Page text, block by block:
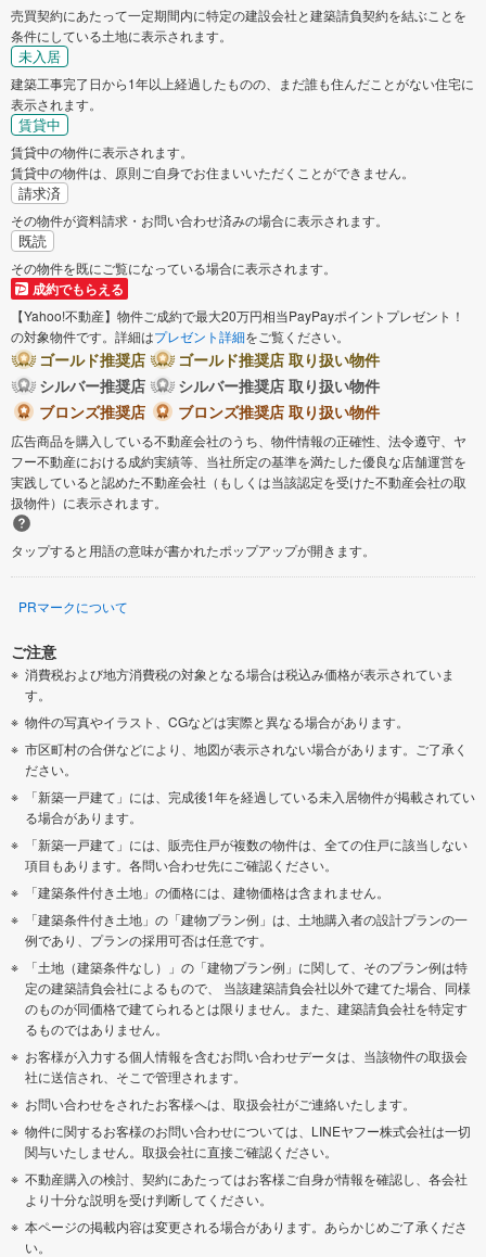
売買契約にあたって一定期間内に特定の建設会社と建築請負契約を結ぶことを
条件にしている土地に表示されます。
未入居
建築工事完了日から1年以上経過したものの、まだ誰も住んだことがない住宅に
表示されます。
賃貸中
賃貸中の物件に表示されます。
賃貸中の物件は、原則ご自身でお住まいいただくことができません。
請求済
その物件が資料請求・お問い合わせ済みの場合に表示されます。
既読
その物件を既にご覧になっている場合に表示されます。
成約でもらえる
【Yahoo!不動産】物件ご成約で最大20万円相当PayPayポイントプレゼント！
の対象物件です。詳細はプレゼント詳細をご覧ください。
ゴールド推奨店
ゴールド推奨店 取り扱い物件
シルバー推奨店
シルバー推奨店 取り扱い物件
ブロンズ推奨店
ブロンズ推奨店 取り扱い物件
広告商品を購入している不動産会社のうち、物件情報の正確性、法令遵守、ヤ
フー不動産における成約実績等、当社所定の基準を満たした優良な店舗運営を
実践していると認めた不動産会社（もしくは当該認定を受けた不動産会社の取
扱物件）に表示されます。
タップすると用語の意味が書かれたポップアップが開きます。
PRマークについて
ご注意
消費税および地方消費税の対象となる場合は税込み価格が表示されていま
す。
物件の写真やイラスト、CGなどは実際と異なる場合があります。
市区町村の合併などにより、地図が表示されない場合があります。ご了承く
ださい。
「新築一戸建て」には、完成後1年を経過している未入居物件が掲載されてい
る場合があります。
「新築一戸建て」には、販売住戸が複数の物件は、全ての住戸に該当しない
項目もあります。各問い合わせ先にご確認ください。
「建築条件付き土地」の価格には、建物価格は含まれません。
「建築条件付き土地」の「建物プラン例」は、土地購入者の設計プランの一
例であり、プランの採用可否は任意です。
「土地（建築条件なし）」の「建物プラン例」に関して、そのプラン例は特
定の建築請負会社によるもので、 当該建築請負会社以外で建てた場合、同様
のものが同価格で建てられるとは限りません。また、建築請負会社を特定す
るものではありません。
お客様が入力する個人情報を含むお問い合わせデータは、当該物件の取扱会
社に送信され、そこで管理されます。
お問い合わせをされたお客様へは、取扱会社がご連絡いたします。
物件に関するお客様のお問い合わせについては、LINEヤフー株式会社は一切
関与いたしません。取扱会社に直接ご確認ください。
不動産購入の検討、契約にあたってはお客様ご自身が情報を確認し、各会社
より十分な説明を受け判断してください。
本ページの掲載内容は変更される場合があります。あらかじめご了承くださ
い。